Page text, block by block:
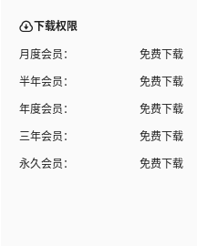
下载权限
月度会员：
免费下载
半年会员：
免费下载
年度会员：
免费下载
三年会员：
免费下载
永久会员：
免费下载